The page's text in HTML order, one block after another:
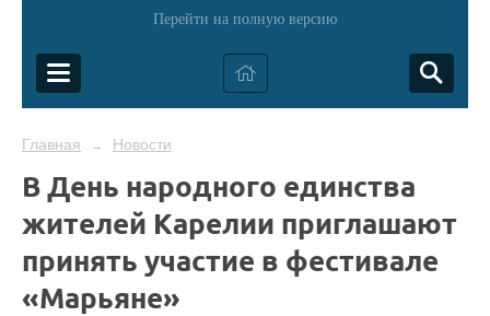
Перейти на полную версию
Главная → Новости
В День народного единства
жителей Карелии приглашают
принять участие в фестивале
«Марьяне»